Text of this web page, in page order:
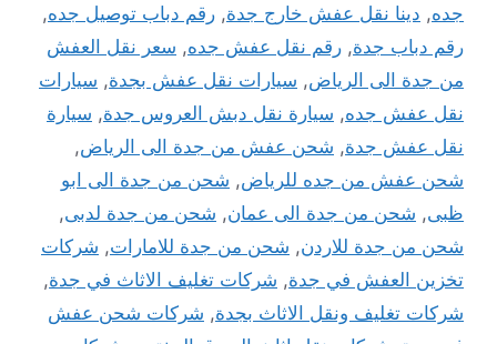
جده, دينا نقل عفش خارج جدة, رقم دباب توصيل جده,
رقم دباب جدة, رقم نقل عفش جده, سعر نقل العفش
من جدة الى الرياض, سيارات نقل عفش بجدة, سيارات
نقل عفش جده, سيارة نقل دبش العروس جدة, سيارة
نقل عفش جدة, شحن عفش من جدة الى الرياض,
شحن عفش من جده للرياض, شحن من جدة الى ابو
ظبى, شحن من جدة الى عمان, شحن من جدة لدبى,
شحن من جدة للاردن, شحن من جدة للامارات, شركات
تخزين العفش في جدة, شركات تغليف الاثاث في جدة,
شركات تغليف ونقل الاثاث بجدة, شركات شحن عفش